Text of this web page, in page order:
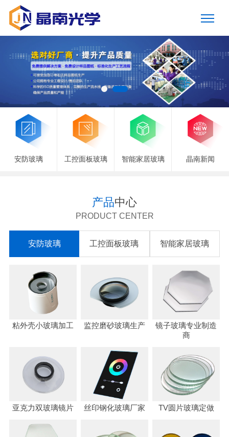
安防玻璃 工控面板玻璃 智能家居玻璃 晶南新闻
产品中心
PRODUCT CENTER
安防玻璃 工控面板玻璃 智能家居玻璃
粘外壳小玻璃加工 监控磨砂玻璃生产
镜子玻璃专业制造
商
亚克力双玻璃镜片 丝印钢化玻璃厂家 TV圆片玻璃定做